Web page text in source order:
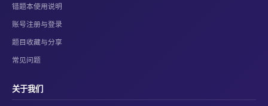
错题本使用说明
账号注册与登录
题目收藏与分享
常见问题
关于我们